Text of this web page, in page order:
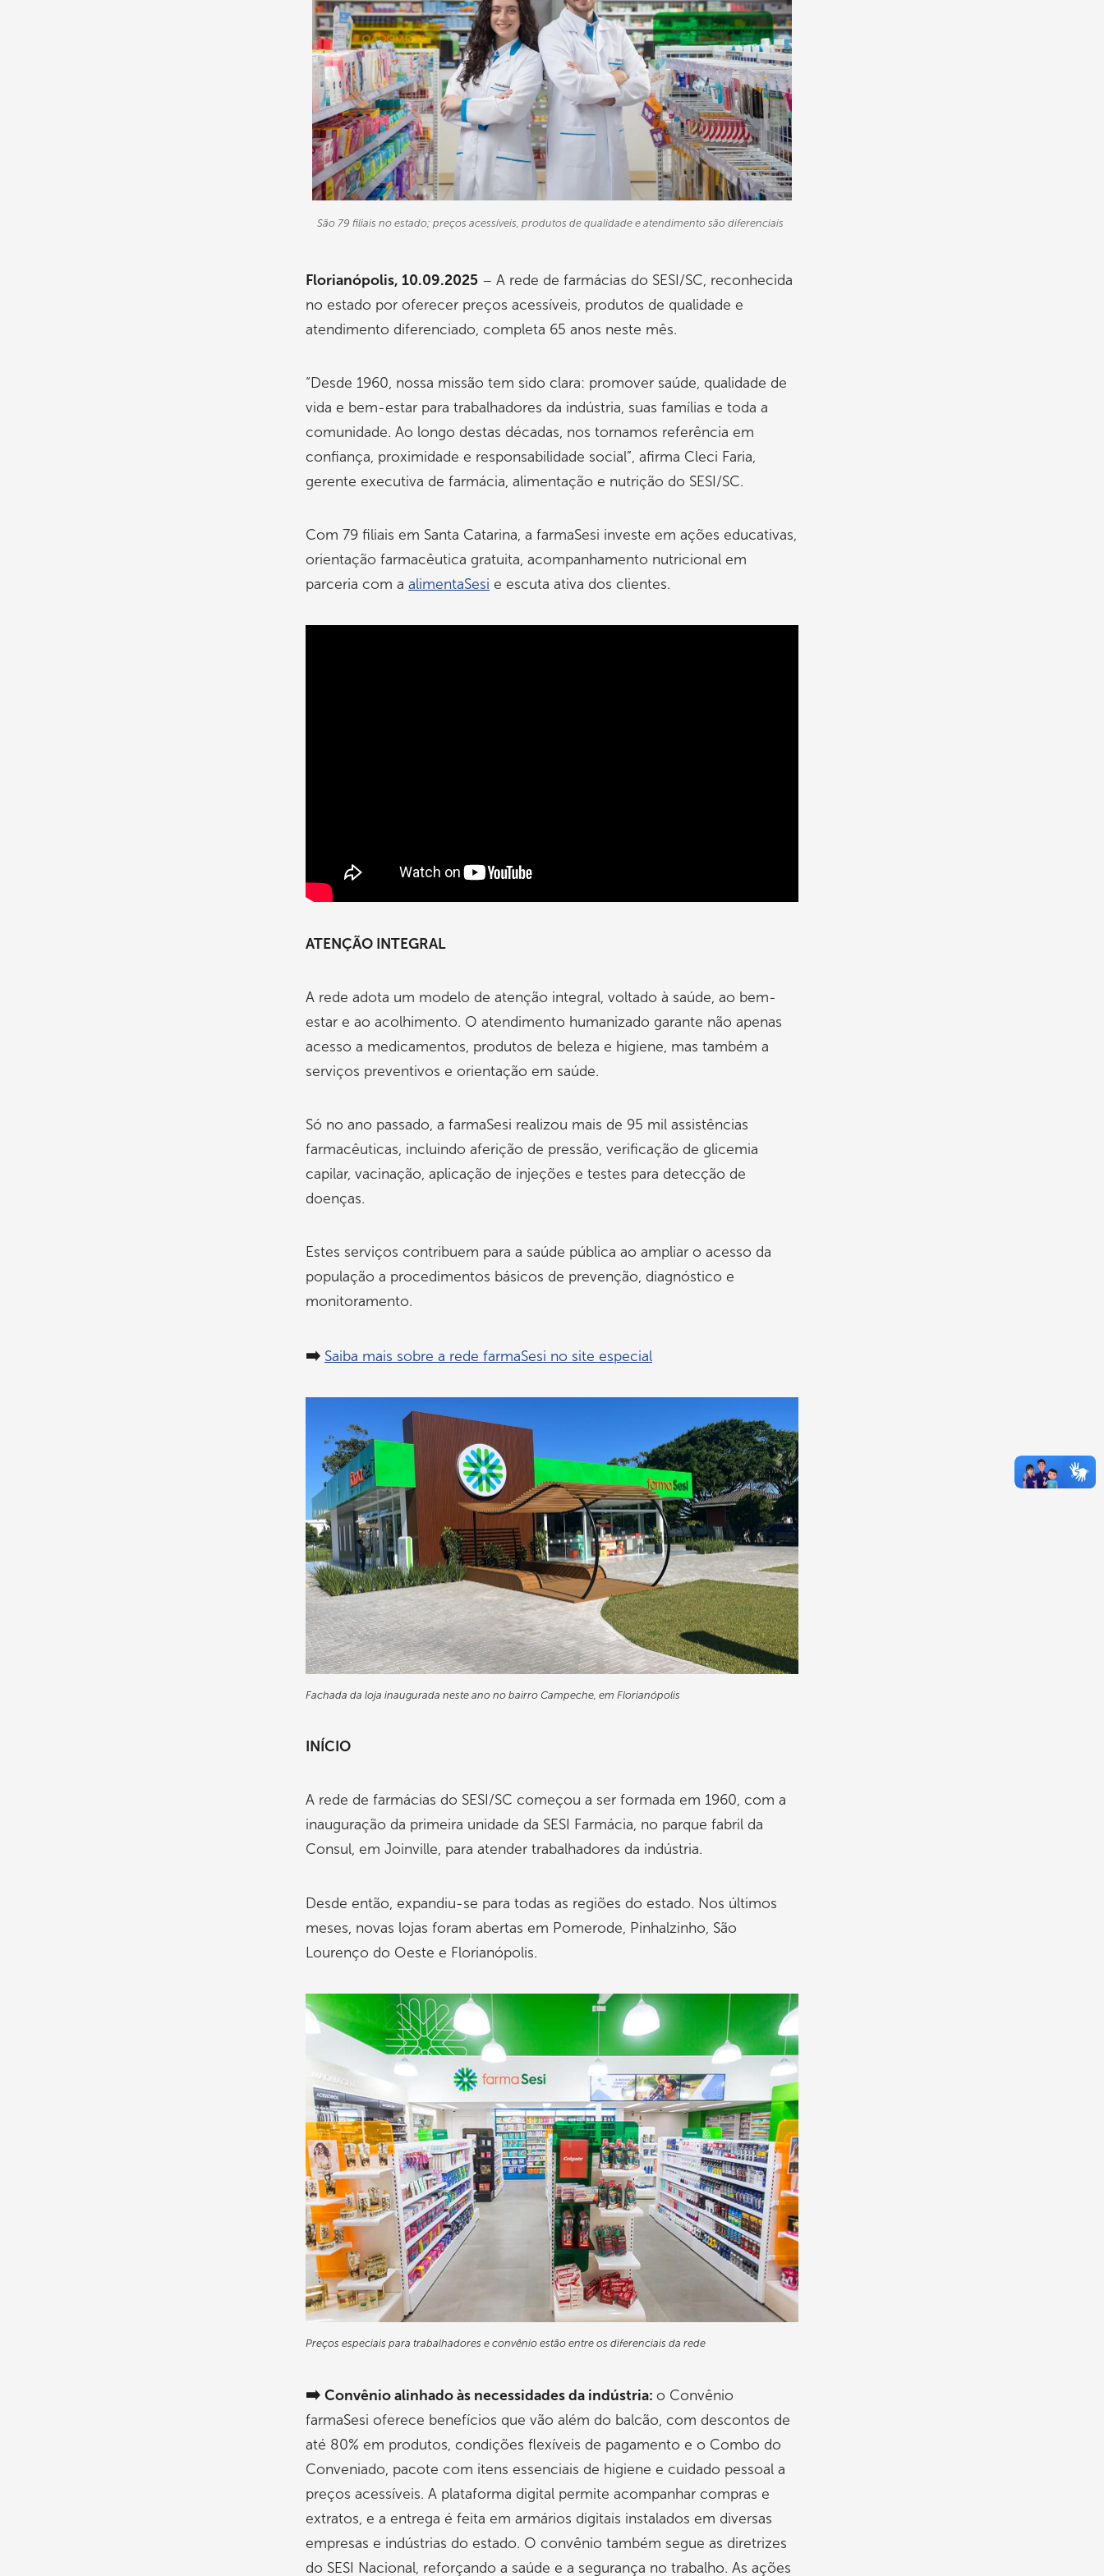
São 79 filiais no estado; preços acessíveis, produtos de qualidade e atendimento são diferenciais
Florianópolis, 10.09.2025 – A rede de farmácias do SESI/SC, reconhecida
no estado por oferecer preços acessíveis, produtos de qualidade e
atendimento diferenciado, completa 65 anos neste mês.
“Desde 1960, nossa missão tem sido clara: promover saúde, qualidade de
vida e bem-estar para trabalhadores da indústria, suas famílias e toda a
comunidade. Ao longo destas décadas, nos tornamos referência em
confiança, proximidade e responsabilidade social”, afirma Cleci Faria,
gerente executiva de farmácia, alimentação e nutrição do SESI/SC.
Com 79 filiais em Santa Catarina, a farmaSesi investe em ações educativas,
orientação farmacêutica gratuita, acompanhamento nutricional em
parceria com a alimentaSesi e escuta ativa dos clientes.
ATENÇÃO INTEGRAL
A rede adota um modelo de atenção integral, voltado à saúde, ao bem-
estar e ao acolhimento. O atendimento humanizado garante não apenas
acesso a medicamentos, produtos de beleza e higiene, mas também a
serviços preventivos e orientação em saúde.
Só no ano passado, a farmaSesi realizou mais de 95 mil assistências
farmacêuticas, incluindo aferição de pressão, verificação de glicemia
capilar, vacinação, aplicação de injeções e testes para detecção de
doenças.
Estes serviços contribuem para a saúde pública ao ampliar o acesso da
população a procedimentos básicos de prevenção, diagnóstico e
monitoramento.
➡️ Saiba mais sobre a rede farmaSesi no site especial
Fachada da loja inaugurada neste ano no bairro Campeche, em Florianópolis
INÍCIO
A rede de farmácias do SESI/SC começou a ser formada em 1960, com a
inauguração da primeira unidade da SESI Farmácia, no parque fabril da
Consul, em Joinville, para atender trabalhadores da indústria.
Desde então, expandiu-se para todas as regiões do estado. Nos últimos
meses, novas lojas foram abertas em Pomerode, Pinhalzinho, São
Lourenço do Oeste e Florianópolis.
Imagem
Preços especiais para trabalhadores e convênio estão entre os diferenciais da rede
➡️ Convênio alinhado às necessidades da indústria: o Convênio
farmaSesi oferece benefícios que vão além do balcão, com descontos de
até 80% em produtos, condições flexíveis de pagamento e o Combo do
Conveniado, pacote com itens essenciais de higiene e cuidado pessoal a
preços acessíveis. A plataforma digital permite acompanhar compras e
extratos, e a entrega é feita em armários digitais instalados em diversas
empresas e indústrias do estado. O convênio também segue as diretrizes
do SESI Nacional, reforçando a saúde e a segurança no trabalho. As ações